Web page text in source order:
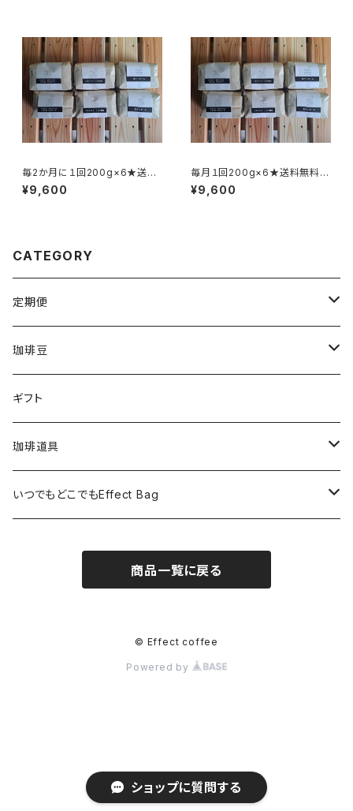
ショップに質問する
毎2か月に１回200g×6★送料
無料（全6回）
¥9,600
毎月１回200g×6★送料無料
（全6回）
¥9,600
CATEGORY
定期便
毎月1回200ｇ×3 ※送料込み（全6回）
毎月１回200g×6※送料無料（全6回）
毎２週間１回200g×3※送料込み（全12回）
毎2か月１回200g×6★送料無料（全６回）
毎月1回Effect coffeeBag22個入り
珈琲豆
タンザニア・ルカ二村フェアトレード200g
東ティモール フェアトレードオーガニック200g
メキシコ ヌーイエテ農園 200g
ペルー アンデスブルー200g
ギフト
珈琲道具
手動ミル カリタKH-10BK
電動ミル カリタKPG-40
電動ミル カリタナイスカットG
いつでもどこでもEffect Bag
いつでもどこでもEffect Bag(7袋入り)
いつでもどこでもEffect Bag(11袋入り)
商品一覧に戻る
© Effect coffee
Powered by